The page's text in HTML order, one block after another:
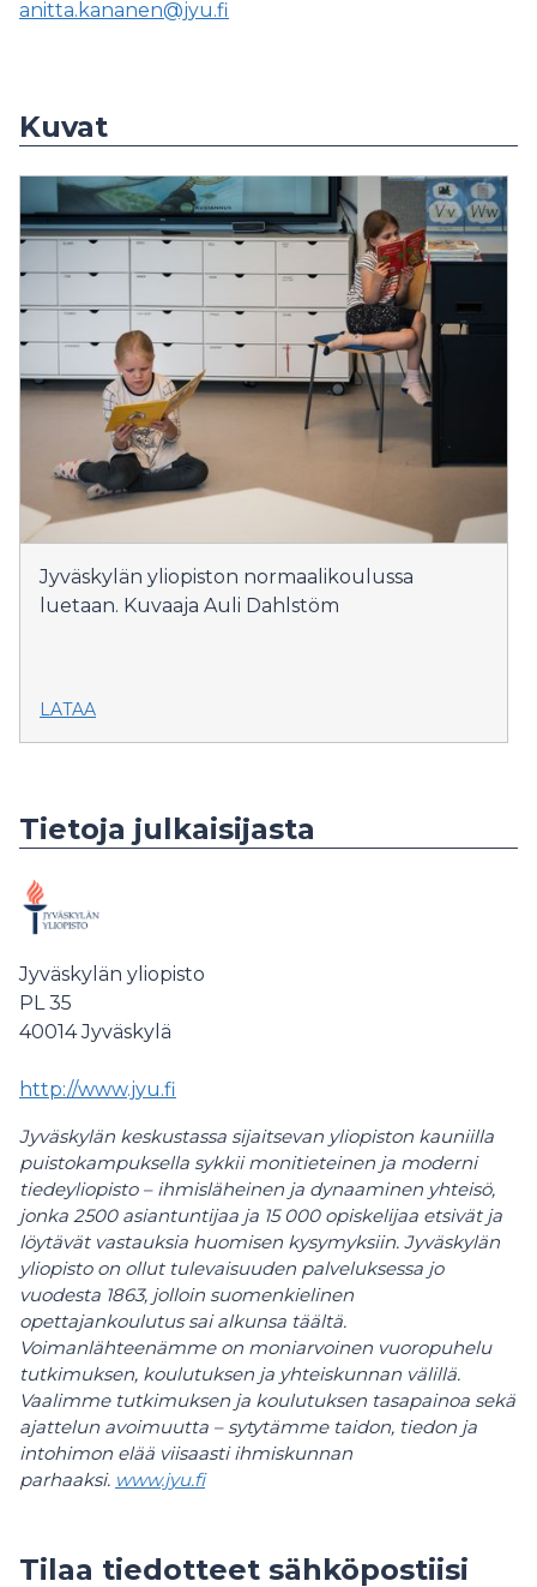
anitta.kananen@jyu.fi
Kuvat
Jyväskylän yliopiston normaalikoulussa
luetaan. Kuvaaja Auli Dahlstöm
LATAA
Tietoja julkaisijasta
Jyväskylän yliopisto
PL 35
40014 Jyväskylä
http://www.jyu.fi
Jyväskylän keskustassa sijaitsevan yliopiston kauniilla
puistokampuksella sykkii monitieteinen ja moderni
tiedeyliopisto – ihmisläheinen ja dynaaminen yhteisö,
jonka 2500 asiantuntijaa ja 15 000 opiskelijaa etsivät ja
löytävät vastauksia huomisen kysymyksiin. Jyväskylän
yliopisto on ollut tulevaisuuden palveluksessa jo
vuodesta 1863, jolloin suomenkielinen
opettajankoulutus sai alkunsa täältä.
Voimanlähteenämme on moniarvoinen vuoropuhelu
tutkimuksen, koulutuksen ja yhteiskunnan välillä.
Vaalimme tutkimuksen ja koulutuksen tasapainoa sekä
ajattelun avoimuutta – sytytämme taidon, tiedon ja
intohimon elää viisaasti ihmiskunnan
parhaaksi. www.jyu.fi
Tilaa tiedotteet sähköpostiisi